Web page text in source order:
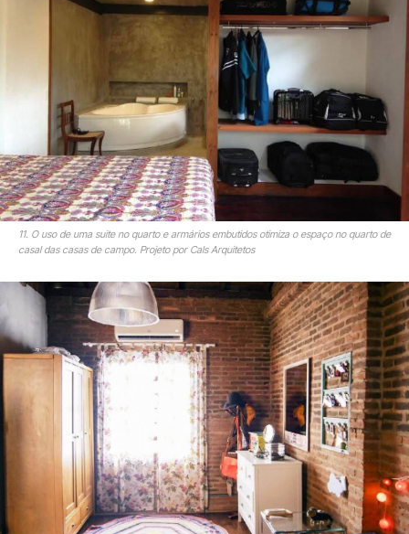
11. O uso de uma suite no quarto e armários embutidos otimiza o espaço no quarto de
casal das casas de campo. Projeto por Cals Arquitetos